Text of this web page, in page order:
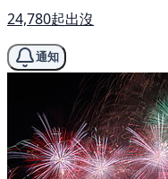
24,780起出沒
通知